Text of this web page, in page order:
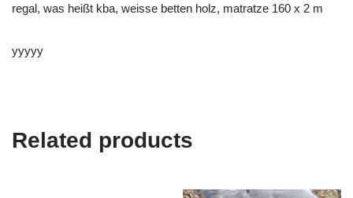
regal, was heißt kba, weisse betten holz, matratze 160 x 2 m
yyyyy
Related products